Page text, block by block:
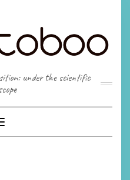
under the scientific